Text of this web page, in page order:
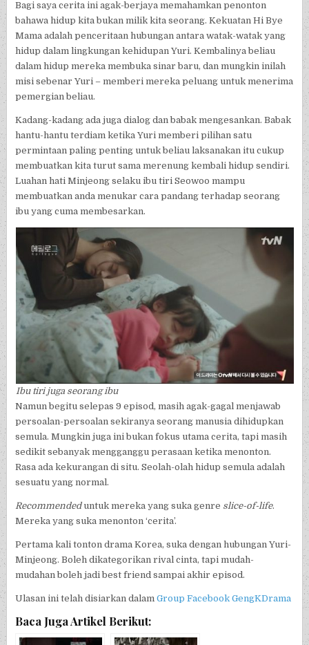
Bagi saya cerita ini agak-berjaya memahamkan penonton
bahawa hidup kita bukan milik kita seorang. Kekuatan Hi Bye
Mama adalah penceritaan hubungan antara watak-watak yang
hidup dalam lingkungan kehidupan Yuri. Kembalinya beliau
dalam hidup mereka membuka sinar baru, dan mungkin inilah
misi sebenar Yuri – memberi mereka peluang untuk menerima
pemergian beliau.
Kadang-kadang ada juga dialog dan babak mengesankan. Babak
hantu-hantu terdiam ketika Yuri memberi pilihan satu
permintaan paling penting untuk beliau laksanakan itu cukup
membuatkan kita turut sama merenung kembali hidup sendiri.
Luahan hati Minjeong selaku ibu tiri Seowoo mampu
membuatkan anda menukar cara pandang terhadap seorang
ibu yang cuma membesarkan.
Ibu tiri juga seorang ibu
Namun begitu selepas 9 episod, masih agak-gagal menjawab
persoalan-persoalan sekiranya seorang manusia dihidupkan
semula. Mungkin juga ini bukan fokus utama cerita, tapi masih
sedikit sebanyak mengganggu perasaan ketika menonton.
Rasa ada kekurangan di situ. Seolah-olah hidup semula adalah
sesuatu yang normal.
Recommendeduntuk mereka yang suka genre slice-of-life.
Mereka yang suka menonton ‘cerita’.
Pertama kali tonton drama Korea, suka dengan hubungan Yuri-
Minjeong. Boleh dikategorikan rival cinta, tapi mudah-
mudahan boleh jadi best friend sampai akhir episod.
Ulasan ini telah disiarkan dalamGroup Facebook GengKDrama
Baca Juga Artikel Berikut: